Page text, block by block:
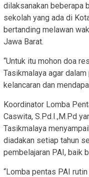
dilaksanakan beberapa
sekolah yang ada di
bertanding melawan
Jawa Barat.
“Untuk itu mohon doa
Tasikmalaya agar
kelancaran dan
Koordinator Lomba
Caswita, S.Pd.I.,M.Pd
Tasikmalaya
diadakan setiap tahun
pembelajaran PAI, baik
“Lomba pentas PAI